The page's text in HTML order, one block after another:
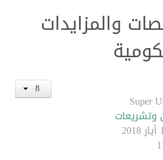
والمزايدات
Super
وتشريعات